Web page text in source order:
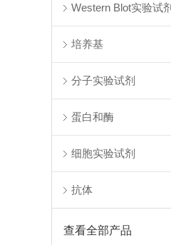
Western Blot实验试剂
培养基
分子实验试剂
蛋白和酶
细胞实验试剂
抗体
查看全部产品